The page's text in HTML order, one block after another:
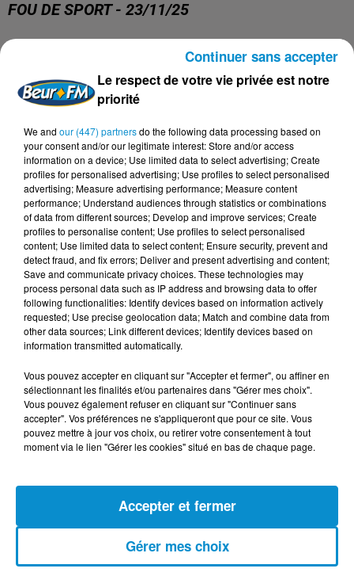
FOU DE SPORT - 23/11/25
DERNIERS PODCASTS
24 juillet 2026
Les Zinformés - 24/07/26
23 juillet 2026
Les Zinformés - 23/07/26
Le respect de votre vie privée est notre
priorité
We and our (447) partnersdo the following data processing based on
your consent and/or our legitimate interest: Store and/or access
information on a device; Use limited data to select advertising; Create
profiles for personalised advertising; Use profiles to select personalised
advertising; Measure advertising performance; Measure content
performance; Understand audiences through statistics or combinations
of data from different sources; Develop and improve services; Create
profiles to personalise content; Use profiles to select personalised
content; Use limited data to select content; Ensure security, prevent and
detect fraud, and fix errors; Deliver and present advertising and content;
Save and communicate privacy choices. These technologies may
process personal data such as IP address and browsing data to offer
following functionalities: Identify devices based on information actively
requested; Use precise geolocation data; Match and combine data from
other data sources; Link different devices; Identify devices based on
information transmitted automatically.
Vous pouvez accepter en cliquant sur "Accepter et fermer", ou affiner en
sélectionnant les finalités et/ou partenaires dans "Gérer mes choix".
Vous pouvez également refuser en cliquant sur "Continuer sans
accepter". Vos préférences ne s'appliqueront que pour ce site. Vous
pouvez mettre à jour vos choix, ou retirer votre consentement à tout
moment via le lien "Gérer les cookies" situé en bas de chaque page.
Gérer mes choix
Accepter et fermer
Continuer sans accepter